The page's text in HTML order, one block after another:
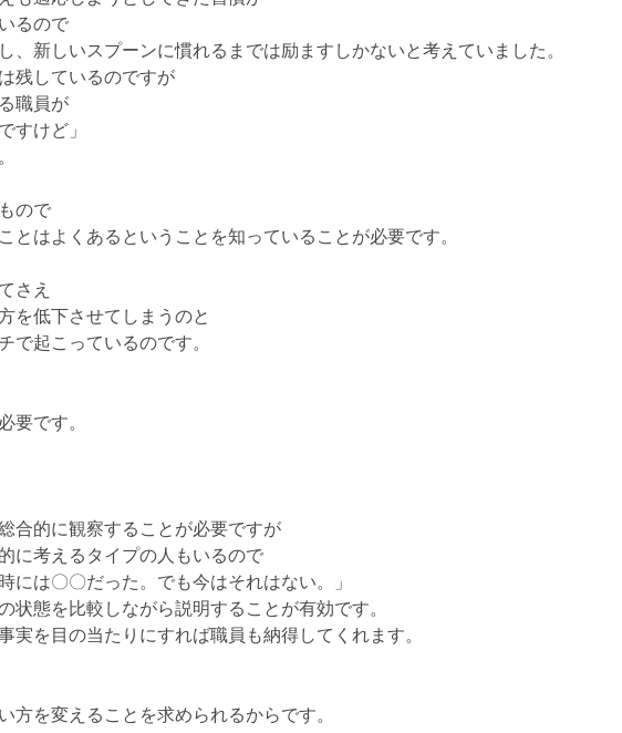
るので
、新しいスプーンに慣れるまでは励ますしかないと考えていました。
残しているのですが
職員が
すけど」
ので
とはよくあるということを知っていることが必要です。
さえ
を低下させてしまうのと
で起こっているのです。
要です。
合的に観察することが必要ですが
に考えるタイプの人もいるので
には〇〇だった。でも今はそれはない。」
状態を比較しながら説明することが有効です。
実を目の当たりにすれば職員も納得してくれます。
方を変えることを求められるからです。